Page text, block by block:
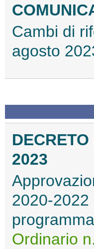
Cambi di
agosto
2023
2020-2022
Ordinario